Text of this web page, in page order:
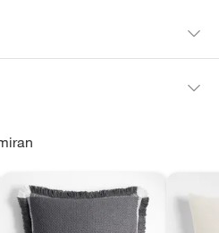
Poliéster
Burnt
que no se pueden devolver ni
Tottus y otros vendedores tienen: